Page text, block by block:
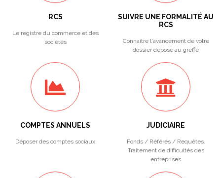
RCS
Le registre du commerce et des
sociétés
SUIVRE UNE FORMALITÉ AU
RCS
Connaitre l'avancement de votre
dossier déposé au greffe
COMPTES ANNUELS
Déposer des comptes sociaux
JUDICIAIRE
Fonds / Référés / Requêtes.
Traitement de difficultés des
entreprises